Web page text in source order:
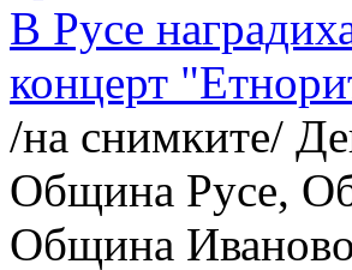
В Русе
концерт
/на снимките/
Община Русе,
Община Иваново